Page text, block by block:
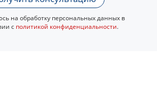
на обработку персональных данных в
с политикой конфиденциальности.